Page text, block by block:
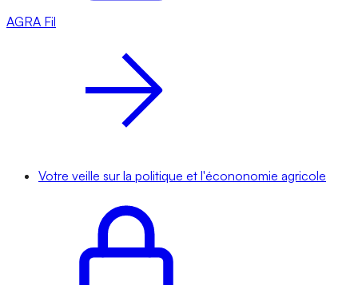
AGRA Fil
Votre veille sur la politique et l'écononomie agricole